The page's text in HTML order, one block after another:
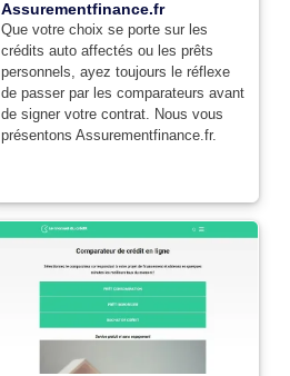
Assurementfinance.fr
Que votre choix se porte sur les
crédits auto affectés ou les prêts
personnels, ayez toujours le réflexe
de passer par les comparateurs avant
de signer votre contrat. Nous vous
présentons Assurementfinance.fr.